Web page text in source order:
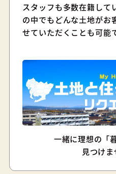
スタッフも多数在籍して
の中でもどんな土地がお
せていただくことも可能
一緒に理想の「
見つけま